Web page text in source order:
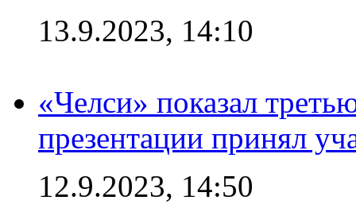
13.9.2023, 14:10
«Челси» показал
презентации принял
12.9.2023, 14:50